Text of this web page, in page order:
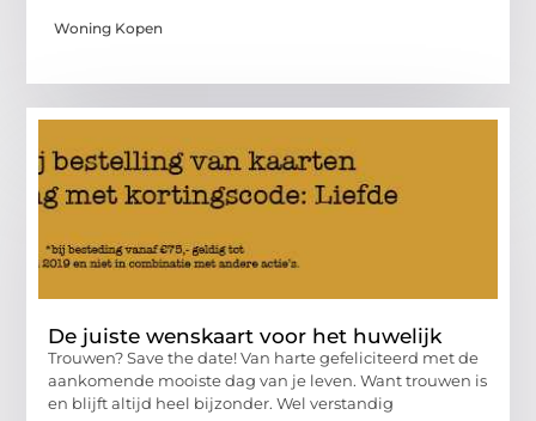
Woning Kopen
De juiste wenskaart voor het huwelijk
Trouwen? Save the date! Van harte gefeliciteerd met de
aankomende mooiste dag van je leven. Want trouwen is
en blijft altijd heel bijzonder. Wel verstandig